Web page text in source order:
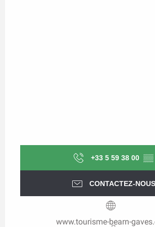
+33 5 59 38 00 ▒▒
CONTACTEZ-NOUS
www.tourisme-bearn-